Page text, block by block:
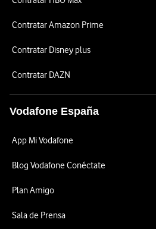
Contratar Amazon Prime
Contratar Disney plus
Contratar DAZN
Vodafone España
App Mi Vodafone
Blog Vodafone Conéctate
Plan Amigo
Sala de Prensa